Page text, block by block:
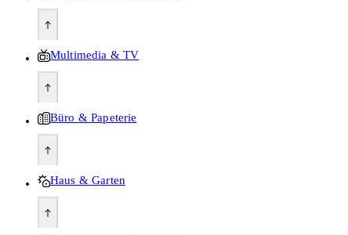
Multimedia & TV
Büro & Papeterie
Haus & Garten